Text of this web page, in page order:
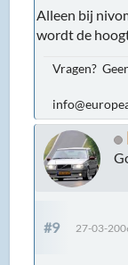
Alleen bij
wordt de
Vragen?
#9 27-03-